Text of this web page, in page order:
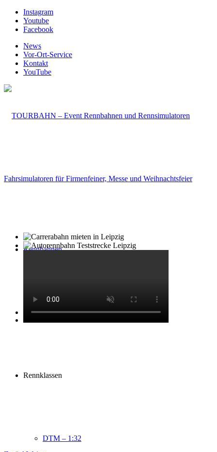
Instagram
Youtube
Facebook
News
Vor-Ort-Service
Kontakt
YouTube
Rennbahnen
Rennsimulatoren
Rennklassen
DTM – 1:32